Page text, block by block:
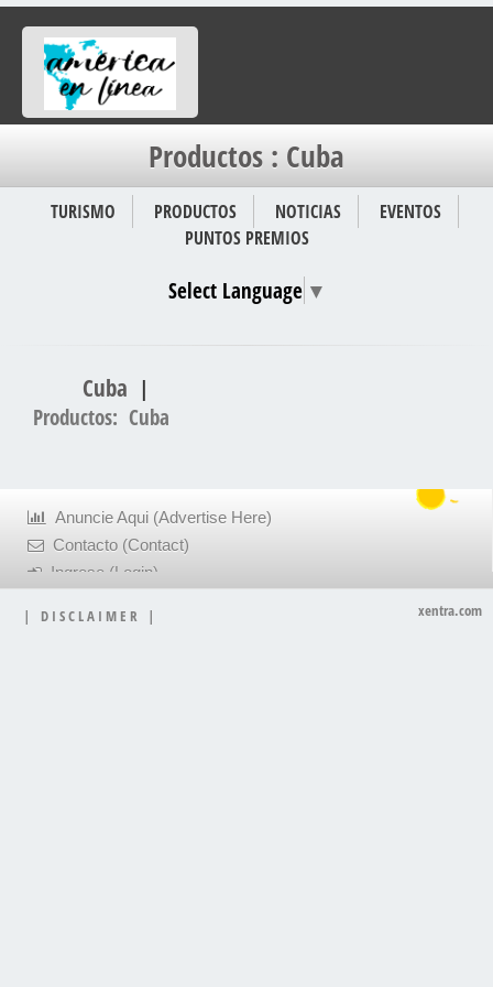
Productos : Cuba
TURISMO PRODUCTOS NOTICIAS
EVENTOS
PUNTOS PREMIOS
Select Language ▼
Cuba |
Productos: Cuba
Anuncie Aqui (Advertise Here)
Contacto (Contact)
Ingrese (Login)
| D I S C L A I M E R | xentra.com